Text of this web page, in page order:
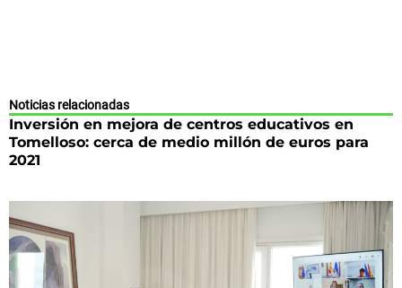
Noticias relacionadas
Inversión en mejora de centros educativos en
Tomelloso: cerca de medio millón de euros para
2021